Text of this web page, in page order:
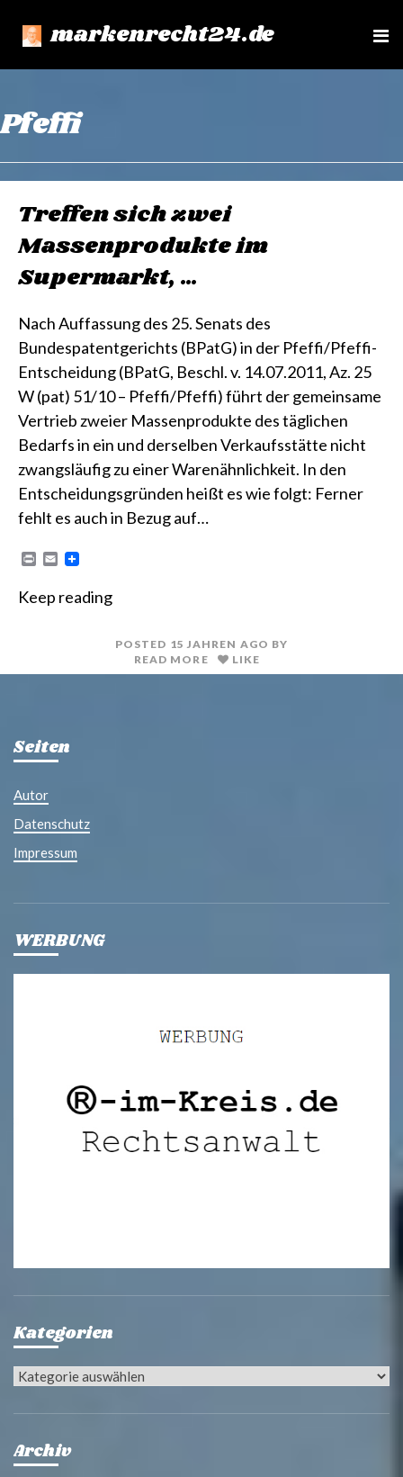
markenrecht24.de
e
Pfeffi
Treffen sich zwei
Massenprodukte im
Supermarkt, …
Nach Auffassung des 25. Senats des
Bundespatentgerichts (BPatG) in der Pfeffi/Pfeffi-
Entscheidung (BPatG, Beschl. v. 14.07.2011, Az. 25
W (pat) 51/10 – Pfeffi/Pfeffi) führt der gemeinsame
Vertrieb zweier Massenprodukte des täglichen
Bedarfs in ein und derselben Verkaufsstätte nicht
zwangsläufig zu einer Warenähnlichkeit. In den
Entscheidungsgründen heißt es wie folgt: Ferner
fehlt es auch in Bezug auf…
n
E
i
Keep reading
POSTED 15 JAHREN AGO BY
READ MORE
LIKE
Seiten
Autor
Datenschutz
Impressum
WERBUNG
Kategorien
Kategorien
Archiv